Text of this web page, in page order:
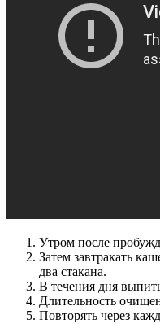
Утром после
Затем завтракать
два стакана.
В течения дня
Длительность
Повторять через